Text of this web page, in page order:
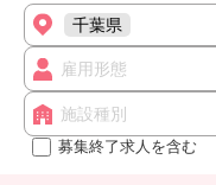
千葉県
雇用形態
施設種別
募集終了求人を含む